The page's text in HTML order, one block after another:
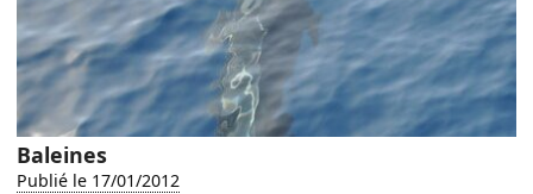
Baleines
Publié le 17/01/2012